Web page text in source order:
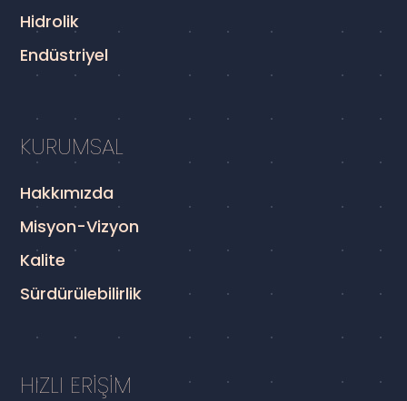
Hidrolik
Endüstriyel
KURUMSAL
Hakkımızda
Misyon-Vizyon
Kalite
Sürdürülebilirlik
HIZLI ERİŞİM